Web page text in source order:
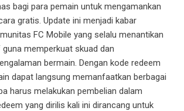
bagi para pemain untuk mengamankan
gratis. Update ini menjadi kabar
FC Mobile yang selalu menantikan
memperkuat skuad dan
bermain. Dengan kode redeem
dapat langsung memanfaatkan berbagai
harus melakukan pembelian dalam
yang dirilis kali ini dirancang untuk